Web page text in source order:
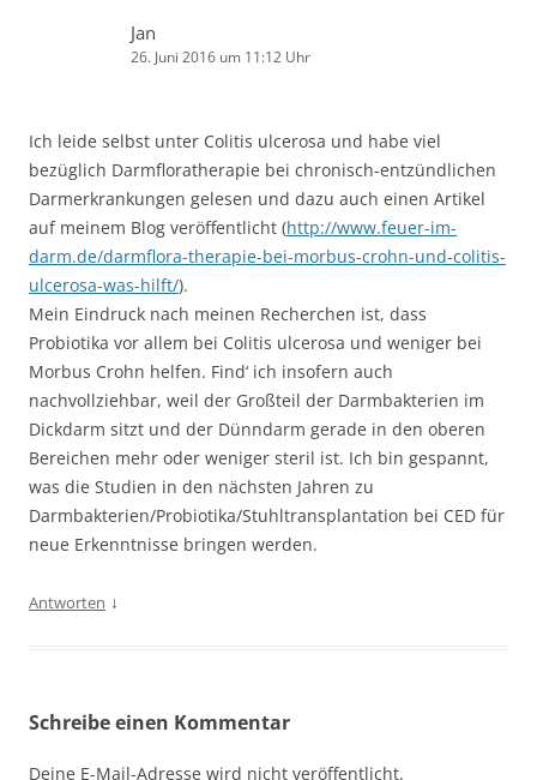
Jan
26. Juni 2016 um 11:12 Uhr
Ich leide selbst unter Colitis ulcerosa und habe viel
bezüglich Darmfloratherapie bei chronisch-entzündlichen
Darmerkrankungen gelesen und dazu auch einen Artikel
auf meinem Blog veröffentlicht (http://www.feuer-im-
darm.de/darmflora-therapie-bei-morbus-crohn-und-colitis-
ulcerosa-was-hilft/).
Mein Eindruck nach meinen Recherchen ist, dass
Probiotika vor allem bei Colitis ulcerosa und weniger bei
Morbus Crohn helfen. Find‘ ich insofern auch
nachvollziehbar, weil der Großteil der Darmbakterien im
Dickdarm sitzt und der Dünndarm gerade in den oberen
Bereichen mehr oder weniger steril ist. Ich bin gespannt,
was die Studien in den nächsten Jahren zu
Darmbakterien/Probiotika/Stuhltransplantation bei CED für
neue Erkenntnisse bringen werden.
Antworten ↓
Schreibe einen Kommentar
Deine E-Mail-Adresse wird nicht veröffentlicht.